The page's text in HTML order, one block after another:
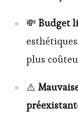
💸 Budget
plus
⚠️